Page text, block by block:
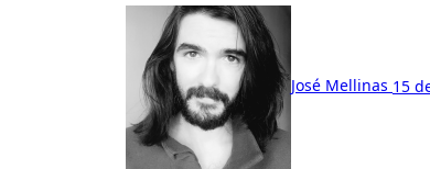
José Mellinas 15